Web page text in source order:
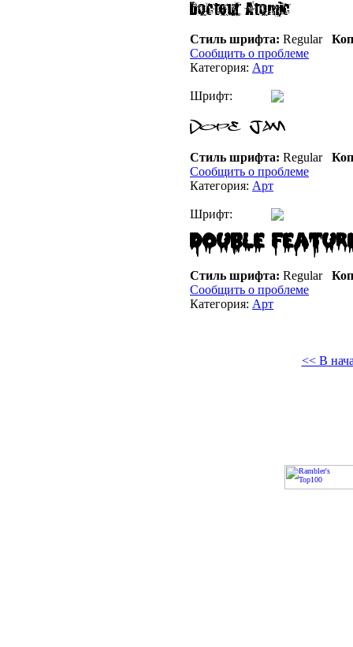
Стиль шрифта: Regular
Сообщить о проблеме
Категория: Арт
Шрифт:
Стиль шрифта: Regular
Сообщить о проблеме
Категория: Арт
Шрифт:
Стиль шрифта: Regular
Сообщить о проблеме
Категория: Арт
<< В